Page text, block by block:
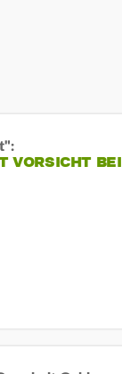
VORSICHT BEI